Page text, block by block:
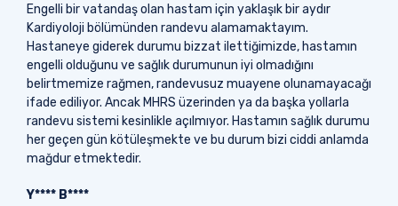
Engelli bir vatandaş olan hastam için yaklaşık bir aydır
Kardiyoloji bölümünden randevu alamamaktayım.
Hastaneye giderek durumu bizzat ilettiğimizde, hastamın
engelli olduğunu ve sağlık durumunun iyi olmadığını
belirtmemize rağmen, randevusuz muayene olunamayacağı
ifade ediliyor. Ancak MHRS üzerinden ya da başka yollarla
randevu sistemi kesinlikle açılmıyor. Hastamın sağlık durumu
her geçen gün kötüleşmekte ve bu durum bizi ciddi anlamda
mağdur etmektedir.
Y**** B****